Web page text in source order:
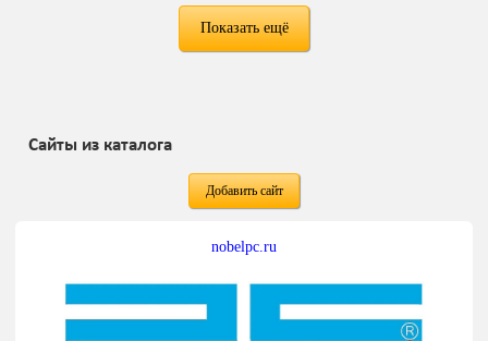
Показать ещё
Сайты из каталога
Добавить сайт
nobelpc.ru